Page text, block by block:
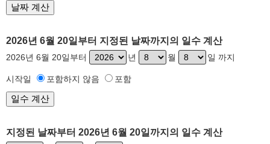
2026년 6월 20일부터 지정된 날짜까지의 일수 계산
2026년 6월 20일부터 년 월 일 까지
시작일 포함하지 않음 포함
지정된 날짜부터 2026년 6월 20일까지의 일수 계산